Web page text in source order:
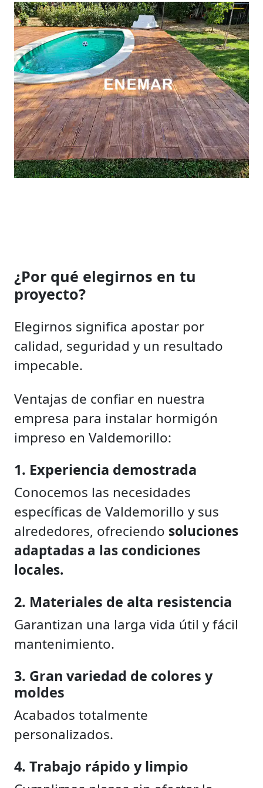
¿Por qué elegirnos en tu
proyecto?
Elegirnos significa apostar por
calidad, seguridad y un resultado
impecable.
Ventajas de confiar en nuestra
empresa para instalar hormigón
impreso en Valdemorillo:
1. Experiencia demostrada
Conocemos las necesidades
específicas de Valdemorillo y sus
alrededores, ofreciendo soluciones
adaptadas a las condiciones
locales.
2. Materiales de alta resistencia
Garantizan una larga vida útil y fácil
mantenimiento.
3. Gran variedad de colores y
moldes
Acabados totalmente
personalizados.
4. Trabajo rápido y limpio